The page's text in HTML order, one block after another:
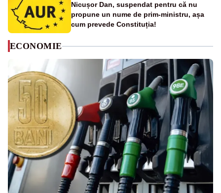
Nicușor Dan, suspendat pentru că nu
propune un nume de prim-ministru, așa
cum prevede Constituția!
ECONOMIE